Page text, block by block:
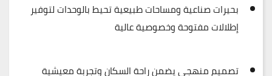
بحيرات صناعية ومساحات طبيعية تحيط بالوحدات لتوفير
إطلالات مفتوحة وخصوصية عالية
تصميم منهجي يضمنراحة السكان وتجربة معيشية